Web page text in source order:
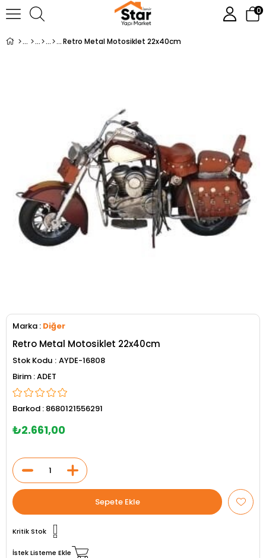
0
Retro Metal Motosiklet 22x40cm
Marka : Diğer
Retro Metal Motosiklet 22x40cm
Stok Kodu AYDE-16808
ADET
Barkod : 8680121556291
₺2.661,00
Kritik Stok
İstek Listeme Ekle